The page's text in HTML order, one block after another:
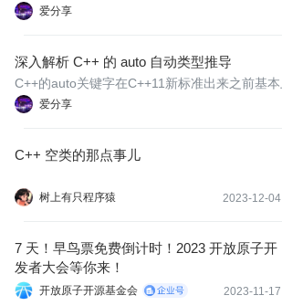
爱分享
能类似，也可以自动推导出给定表达式的类型
深入解析 C++ 的 auto 自动类型推导
爱分享
C++的auto关键字在C++11新标准出来之前基
态，到C++11新标准发布之后，auto关键字被
限制不断地修正
C++ 空类的那点事儿
树上有只程序猿 2023-12-04
7 天！早鸟票免费倒计时！2023 开放原子开
发者大会等你来！
开放原子开源基金会 2023-11-17